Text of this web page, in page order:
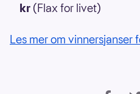
kr (Flax for livet)
Les mer om vinnersjanser